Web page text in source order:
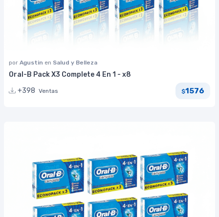
por Agustin en Salud y Belleza
Oral-B Pack X3 Complete 4 En 1 - x8
+398 Ventas $1576